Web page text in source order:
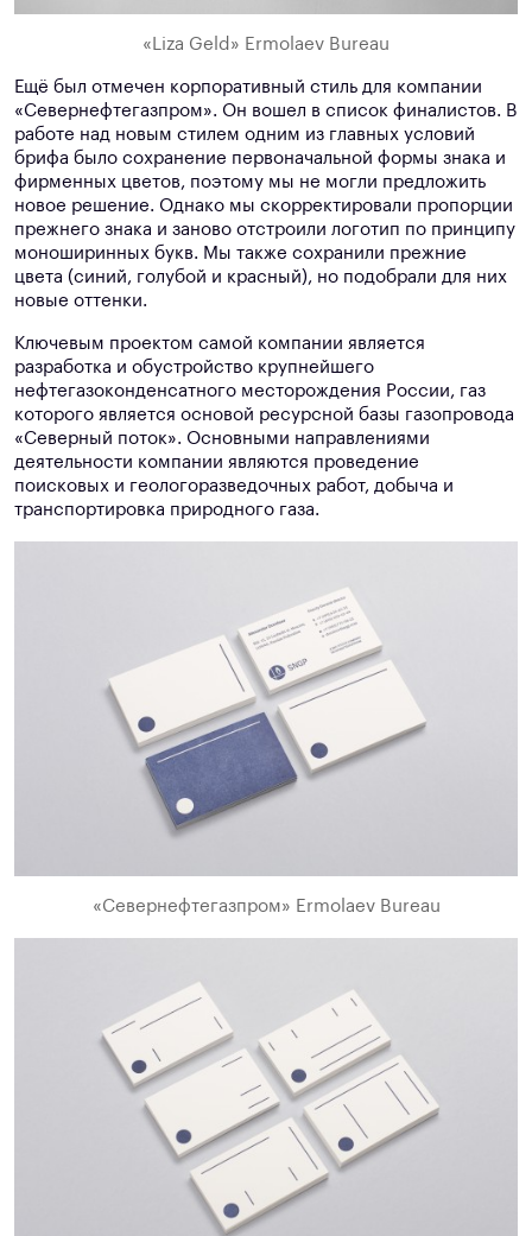
«Liza Geld» Ermolaev Bureau
Ещё был отмечен корпоративный стиль для компании
«Севернефтегазпром». Он вошел в список финалистов. В
работе над новым стилем одним из главных условий
брифа было сохранение первоначальной формы знака и
фирменных цветов, поэтому мы не могли предложить
новое решение. Однако мы скорректировали пропорции
прежнего знака и заново отстроили логотип по принципу
моноширинных букв. Мы также сохранили прежние
цвета (синий, голубой и красный), но подобрали для них
новые оттенки.
Ключевым проектом самой компании является
разработка и обустройство крупнейшего
нефтегазоконденсатного месторождения России, газ
которого является основой ресурсной базы газопровода
«Северный поток». Основными направлениями
деятельности компании являются проведение
поисковых и геологоразведочных работ, добыча и
транспортировка природного газа.
«Севернефтегазпром» Ermolaev Bureau